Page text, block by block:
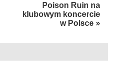
Poison Ruin na
klubowym koncercie
w Polsce »